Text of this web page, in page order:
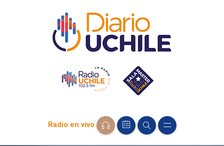
Radio en vivo